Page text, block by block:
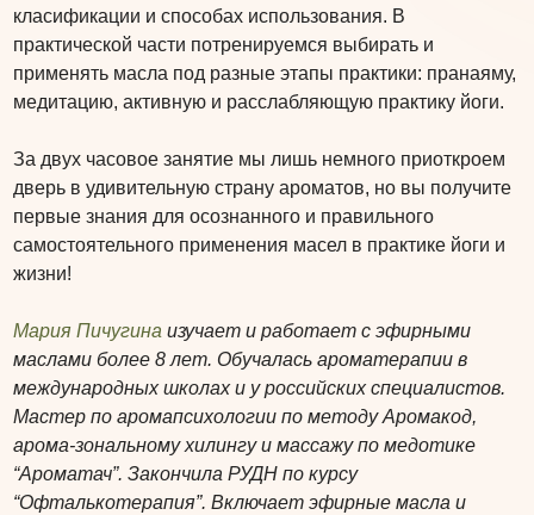
класификации и способах использования. В
практической части потренируемся выбирать и
применять масла под разные этапы практики: пранаяму,
медитацию, активную и расслабляющую практику йоги.
За двух часовое занятие мы лишь немного приоткроем
дверь в удивительную страну ароматов, но вы получите
первые знания для осознанного и правильного
самостоятельного применения масел в практике йоги и
жизни!
Мария Пичугина изучает и работает с эфирными
маслами более 8 лет. Обучалась ароматерапии в
международных школах и у российских специалистов.
Мастер по аромапсихологии по методу Аромакод,
арома-зональному хилингу и массажу по медотике
“Ароматач”. Закончила РУДН по курсу
“Офталькотерапия”. Включает эфирные масла и